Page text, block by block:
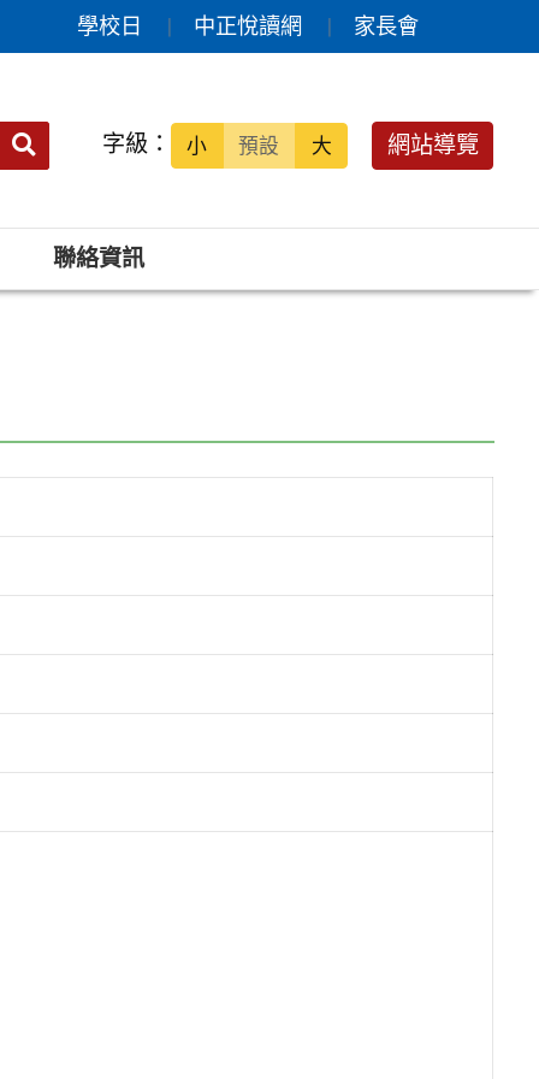
學校日 中正悅讀網 家長會
送出 字級： 小 預設 大 網站導覽
聯絡資訊